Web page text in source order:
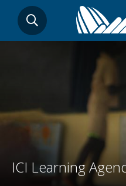
contenu
RECHERCHER
ICI Learning